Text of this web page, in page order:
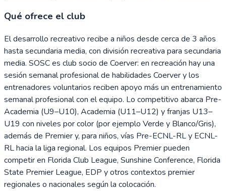
Qué ofrece el club
El desarrollo recreativo recibe a niños desde cerca de 3 años
hasta secundaria media, con división recreativa para secundaria
media. SOSC es club socio de Coerver: en recreación hay una
sesión semanal profesional de habilidades Coerver y los
entrenadores voluntarios reciben apoyo más un entrenamiento
semanal profesional con el equipo. Lo competitivo abarca Pre-
Academia (U9–U10), Academia (U11–U12) y franjas U13–
U19 con niveles por color (por ejemplo Verde y Blanco/Gris),
además de Premier y, para niños, vías Pre-ECNL-RL y ECNL-
RL hacia la liga regional. Los equipos Premier pueden
competir en Florida Club League, Sunshine Conference, Florida
State Premier League, EDP y otros contextos premier
regionales o nacionales según la colocación.